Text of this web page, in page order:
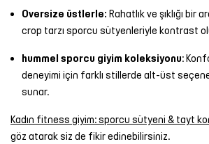
Oversize üstlerle: Rahatlık ve şıklığı bir
crop tarzı sporcu sütyenleriyle kontrast
hummel sporcu giyim koleksiyonu:
deneyimi için farklı stillerde alt-üst
sunar.
Kadın fitness giyim: sporcu sütyeni & tayt
göz atarak siz de fikir edinebilirsiniz.